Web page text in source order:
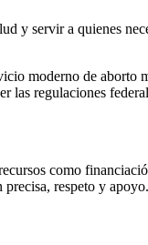
y servir a quienes
moderno de aborto
regulaciones
como
respeto y apoyo.